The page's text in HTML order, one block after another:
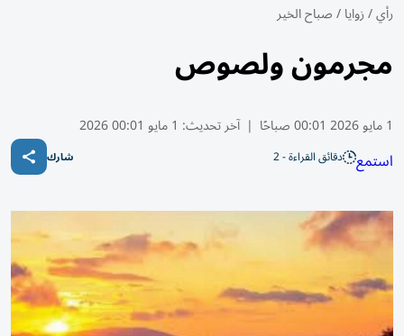
رأي/زوايا/صباح الخير
مجرمون ولصوص
1 مايو 2026 00:01 صباحًا | آخر تحديث: 1 مايو 00:01 2026
استمع دقائق القراءة - 2 شارك